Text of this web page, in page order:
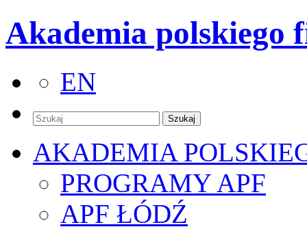
Akademia polskiego
EN
AKADEMIA
PROGRAMY APF
APF ŁÓDŹ